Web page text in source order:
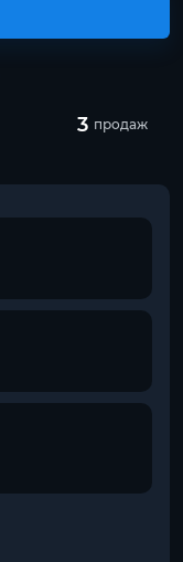
3 продаж